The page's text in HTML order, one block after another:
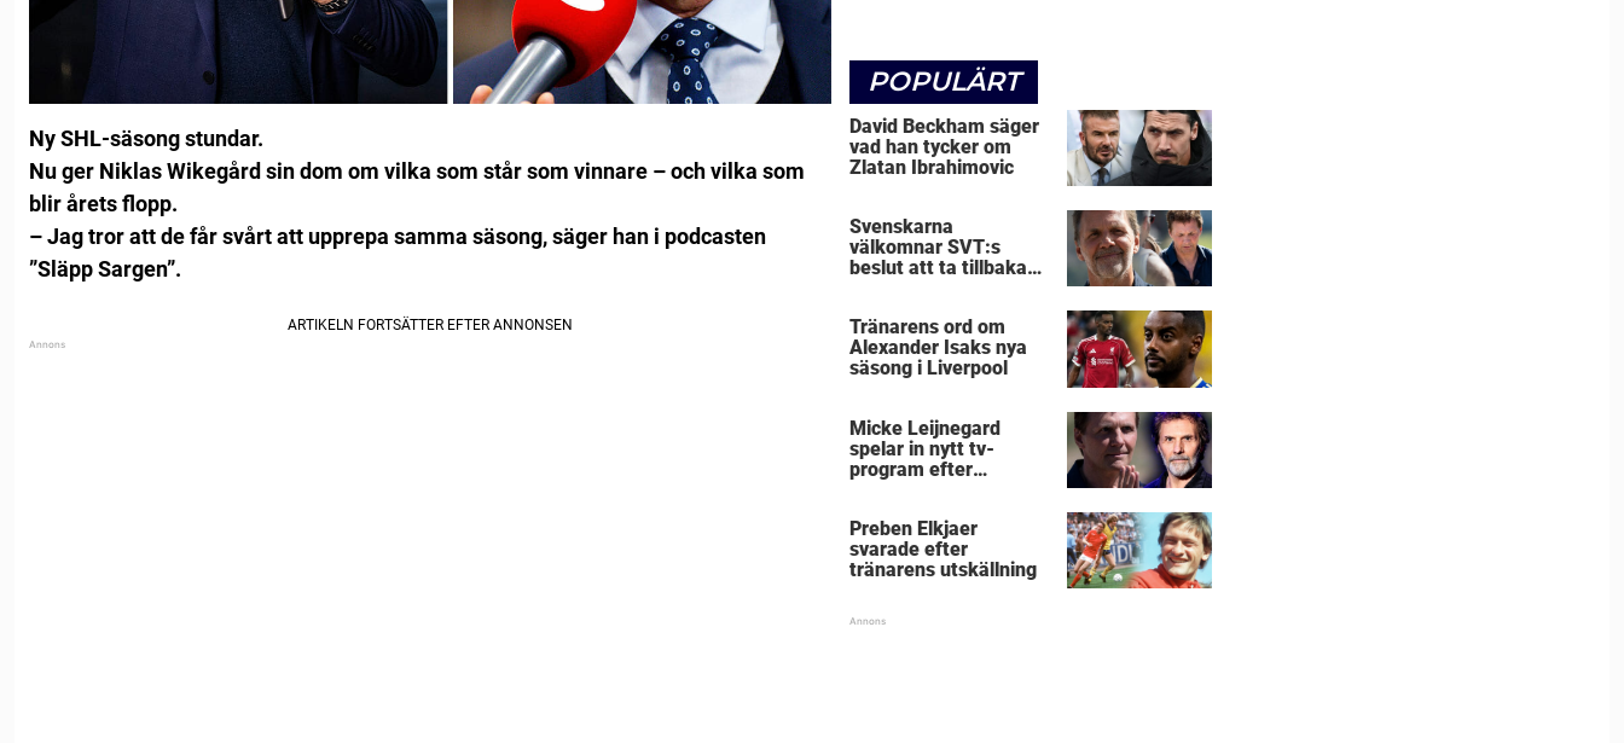
Ny SHL-säsong stundar.
Nu ger Niklas Wikegård sin dom om vilka som står som vinnare – och vilka som
blir årets flopp.
– Jag tror att de får svårt att upprepa samma säsong, säger han i podcasten
”Släpp Sargen”.
POPULÄRT
David Beckham säger
vad han tycker om
Zlatan Ibrahimovic
Svenskarna
välkomnar SVT:s
beslut att ta tillbaka
Tränarens ord om
Alexander Isaks nya
säsong i Liverpool
Micke Leijnegard
spelar in nytt tv-
program efter
Preben Elkjaer
svarade efter
tränarens utskällning